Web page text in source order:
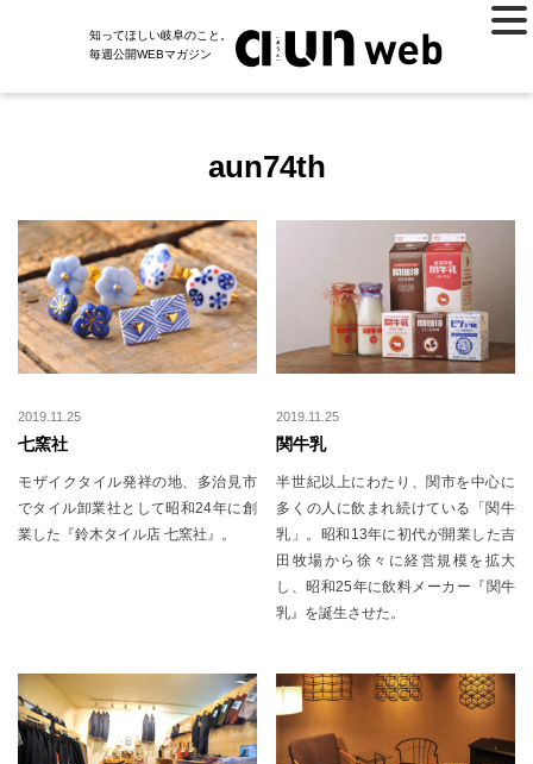
知ってほしい岐阜のこと。
毎週公開WEBマガジン
aun74th
2019.11.25
七窯社
モザイクタイル発祥の地、多治見市
でタイル卸業社として昭和24年に創
業した『鈴木タイル店 七窯社』。
2019.11.25
関牛乳
半世紀以上にわたり、関市を中心に
多くの人に飲まれ続けている「関牛
乳」。昭和13年に初代が開業した吉
田牧場から徐々に経営規模を拡大
し、昭和25年に飲料メーカー『関牛
乳』を誕生させた。